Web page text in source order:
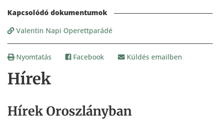
Hírek
Hírek Oroszlányban
Valentin Napi Operettparádé
Nyomtatás Facebook Küldés emailben